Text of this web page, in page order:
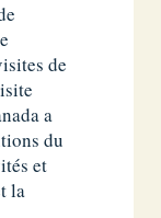
de
a
du
et
la